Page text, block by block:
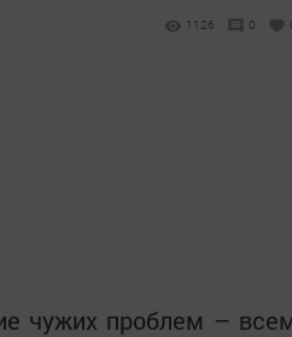
1126 0
чужих проблем –